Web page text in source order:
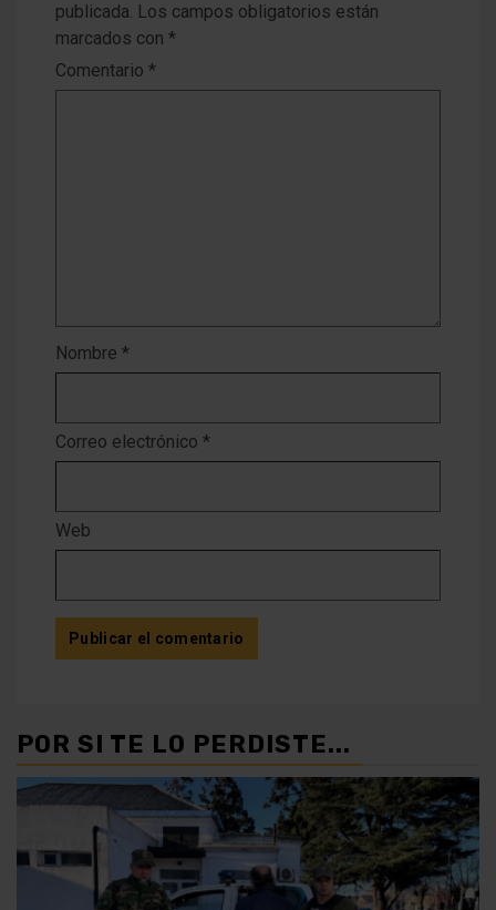
publicada. Los campos obligatorios están
marcados con *
Comentario *
Nombre *
Correo electrónico *
Web
POR SI TE LO PERDISTE...